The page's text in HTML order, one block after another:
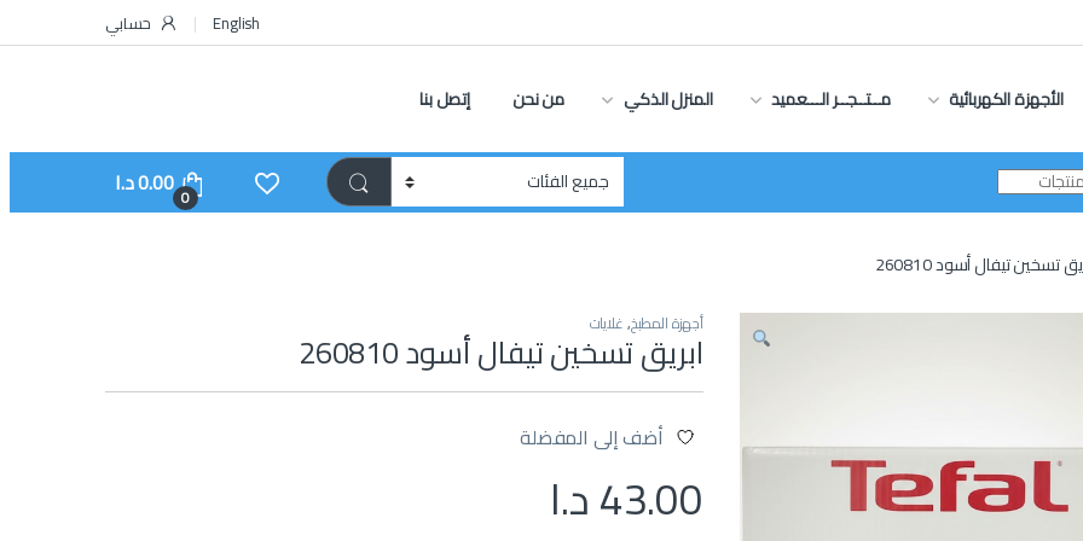
English حسابي
الأجهزة الكهربائية مــتــجــر الـــعميد المنزل الذكي من نحن إتصل بنا
0
0.00د.ا
تسخين تيفال أسود 260810
أجهزة المطبخ,غلايات
ابريق تسخين تيفال أسود 260810
أضف إلى المفضلة
43.00د.ا